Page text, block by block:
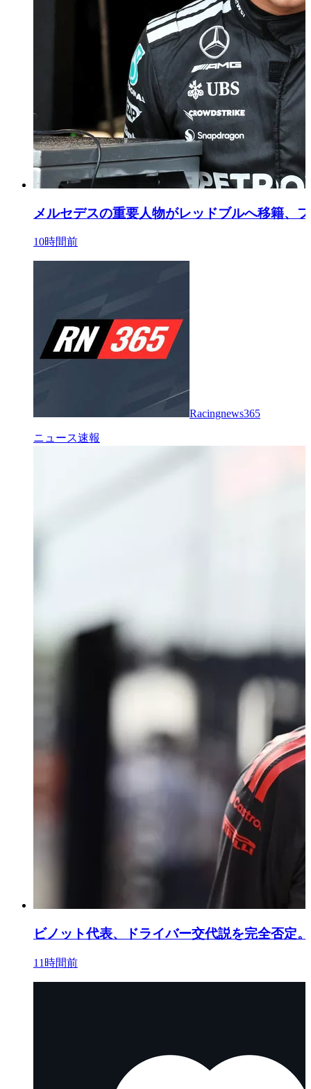
メルセデスの重要人物がレッドブルへ移籍、
10時間前
Racingnews365
ニュース速報
ビノット代表、ドライバー交代説を完全否定
11時間前